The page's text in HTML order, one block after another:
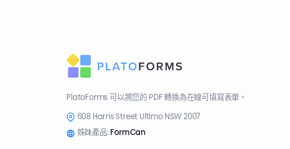
PlatoForms 可以將您的 PDF 轉換為在線可填寫表單。
608 Harris Street Ultimo NSW 2007
姊妹產品: FormCan